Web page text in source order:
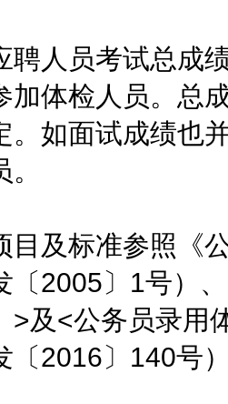
员考试总成绩
加体检人员。总
。如面试成绩也
标准参照《公
〔2005〕1号）
>及<公务员录用
〔2016〕140号